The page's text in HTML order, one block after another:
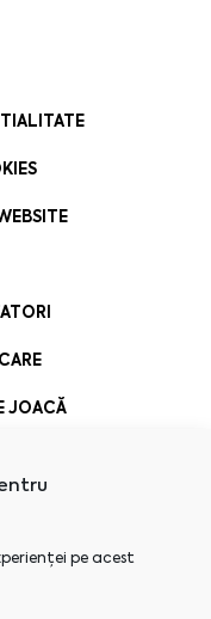
pe acest
JOACĂ